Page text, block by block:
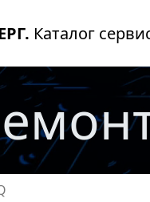
Каталог